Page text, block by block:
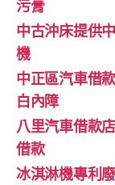
污膏
中古沖床提供
機
中正區汽車借
白內障
八里汽車借款
借款
冰淇淋機專利